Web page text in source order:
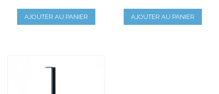
AJOUTER AU PANIER AJOUTER AU PANIER